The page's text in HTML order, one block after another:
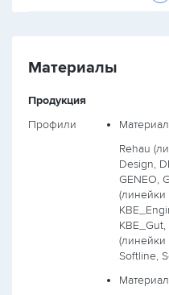
Материалы
Продукция
Профили
Rehau
Design,
GENEO,
(линейки
KBE_Gut,
(линейки
Softline,